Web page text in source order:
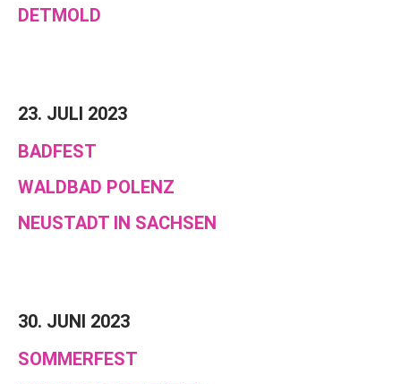
DETMOLD
23. JULI 2023
BADFEST
WALDBAD POLENZ
NEUSTADT IN SACHSEN
30. JUNI 2023
SOMMERFEST